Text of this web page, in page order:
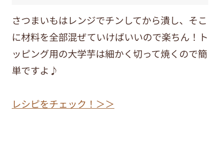
さつまいもはレンジでチンしてから潰し、そこ
に材料を全部混ぜていけばいいので楽ちん！ト
ッピング用の大学芋は細かく切って焼くので簡
単ですよ♪
レシピをチェック！＞＞